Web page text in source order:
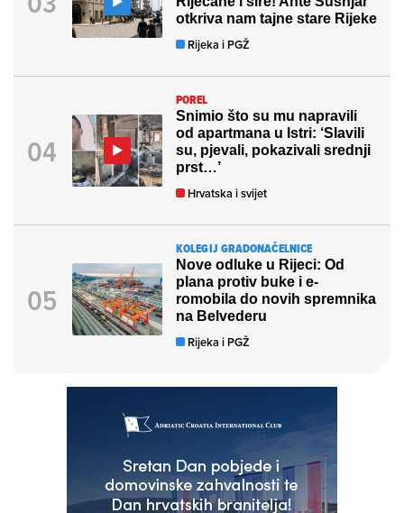
otkriva nam tajne stare Rijeke
Rijeka i PGŽ
POREL
Snimio što su mu napravili
od apartmana u Istri: ‘Slavili
su, pjevali, pokazivali srednji
prst…’
Hrvatska i svijet
KOLEGIJ GRADONAČELNICE
Nove odluke u Rijeci: Od
plana protiv buke i e-
romobila do novih spremnika
na Belvederu
Rijeka i PGŽ